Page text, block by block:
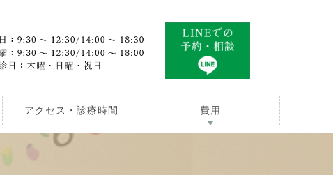
アクセス・診療時間 費用